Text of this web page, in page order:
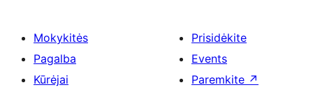
Mokykitės
Pagalba
Kūrėjai
Prisidėkite
Events
Paremkite ↗